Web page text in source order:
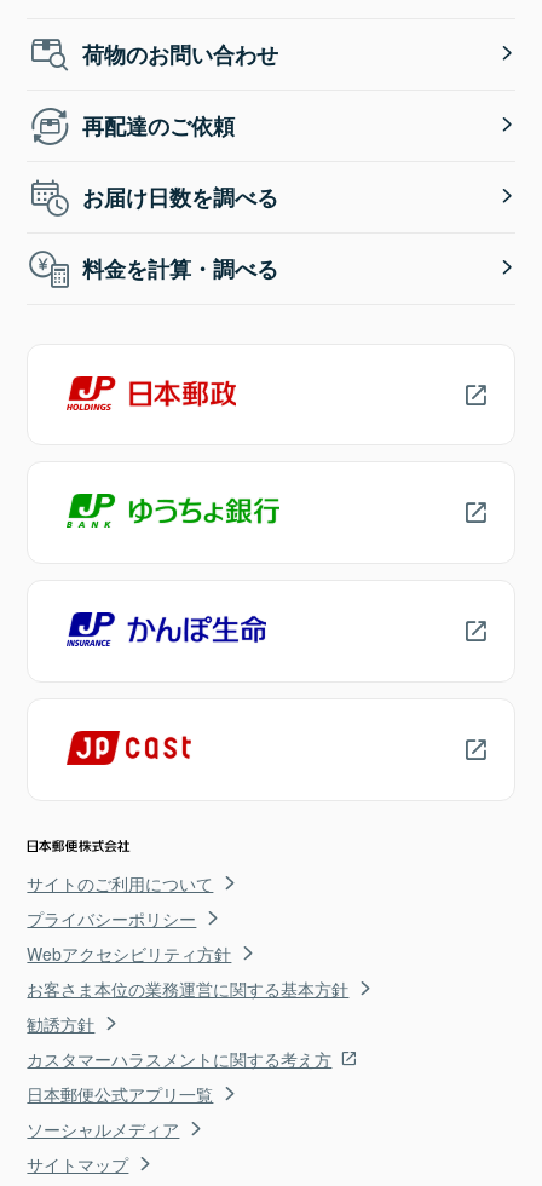
荷物のお問い合わせ
再配達のご依頼
お届け日数を調べる
料金を計算・調べる
サイトのご利用について
プライバシーポリシー
Webアクセシビリティ方針
お客さま本位の業務運営に関する基本方針
勧誘方針
カスタマーハラスメントに関する考え方
日本郵便公式アプリ一覧
ソーシャルメディア
サイトマップ